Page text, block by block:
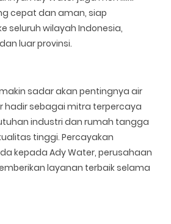
cepat dan aman, siap
seluruh wilayah Indonesia,
luar provinsi.
sadar akan pentingnya air
hadir sebagai mitra terpercaya
industri dan rumah tangga
tinggi. Percayakan
kepada Ady Water, perusahaan
layanan terbaik selama